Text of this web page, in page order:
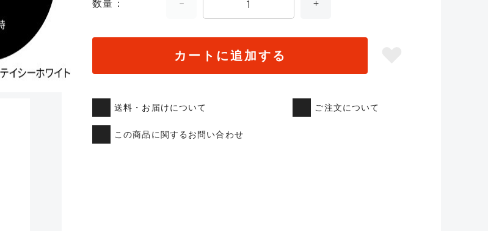
数量
カートに追加する
送料・お届けについて ご注文について
この商品に関するお問い合わせ